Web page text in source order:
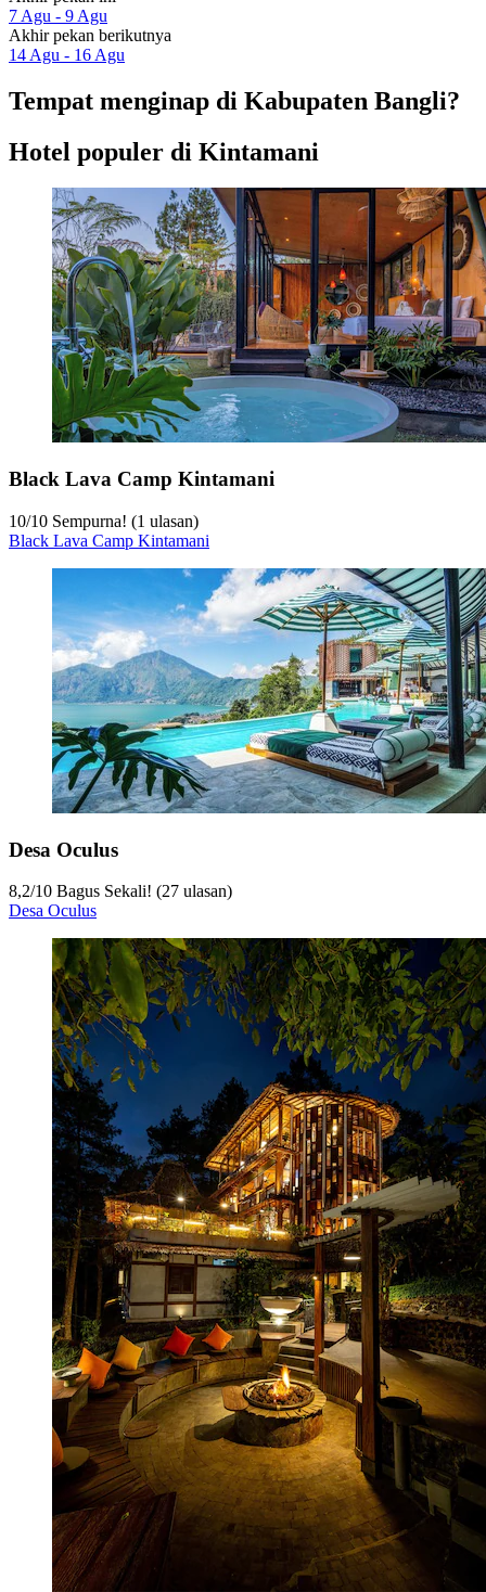
7 Agu - 9 Agu
Akhir pekan berikutnya
14 Agu - 16 Agu
Tempat menginap di Kabupaten Bangli?
Hotel populer di Kintamani
Black Lava Camp Kintamani
10/10 Sempurna! (1 ulasan)
Black Lava Camp Kintamani
Desa Oculus
8,2/10 Bagus Sekali! (27 ulasan)
Desa Oculus